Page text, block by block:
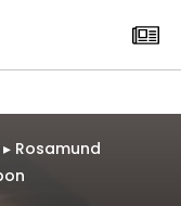
▸ Rosamund